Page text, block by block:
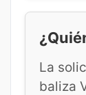
La
baliza